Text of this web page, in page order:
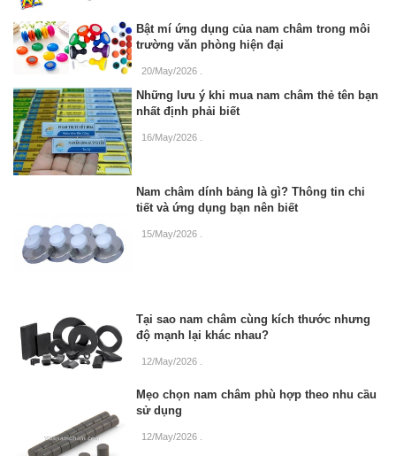
Bật mí ứng dụng của nam châm trong môi
trường văn phòng hiện đại
20/May/2026
Những lưu ý khi mua nam châm thẻ tên bạn
nhất định phải biết
16/May/2026
Nam châm dính bảng là gì? Thông tin chi
tiết và ứng dụng bạn nên biết
15/May/2026
Tại sao nam châm cùng kích thước nhưng
độ mạnh lại khác nhau?
12/May/2026
Mẹo chọn nam châm phù hợp theo nhu cầu
sử dụng
12/May/2026